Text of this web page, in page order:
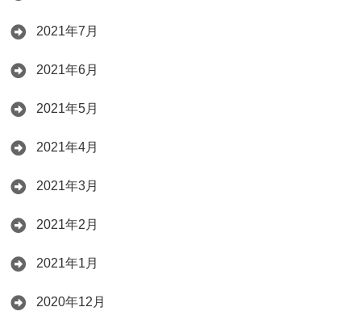
2021年7月
2021年6月
2021年5月
2021年4月
2021年3月
2021年2月
2021年1月
2020年12月